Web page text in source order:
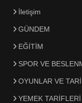
İletişim
GÜNDEM
EĞİTİM
SPOR VE
OYUNLAR VE
YEMEK TARİFLERİ